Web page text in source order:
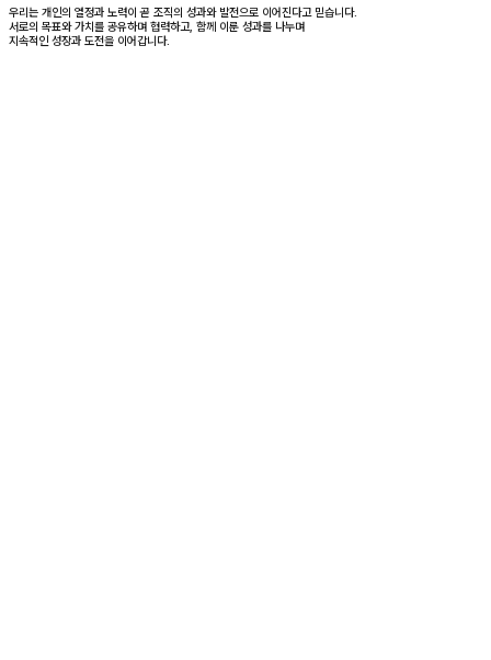
우리는 개인의 열정과 노력이 곧 조직의 성과와 발전으로 이어진다고 믿습니다.
서로의 목표와 가치를 공유하며 협력하고, 함께 이룬 성과를 나누며
지속적인 성장과 도전을 이어갑니다.